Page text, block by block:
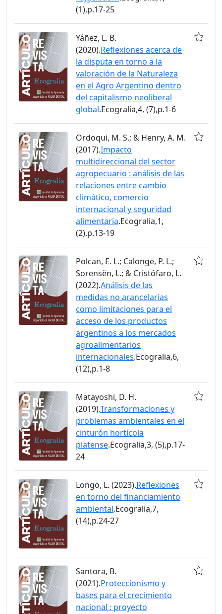
(1),p.17-25
Yáñez, L. B.
(2020).Reflexiones acerca de
la disputa en torno a la
valoración de la Naturaleza
en el Agro Argentino dentro
del capitalismo neoliberal
global.Ecogralia,4, (7),p.1-6
Ordoqui, M. S.; & Henry, A. M.
(2017).Impacto
multidireccional del sector
agropecuario : análisis de las
relaciones entre cambio
climático, comercio
internacional y seguridad
alimentaria.Ecogralia,1,
(2),p.13-19
Polcan, E. L.; Calonge, P. L.;
Sorensën, L.; & Cristófaro, L.
(2022).Análisis de las
medidas no arancelarias
como limitaciones para el
acceso de los productos
argentinos a los mercados
agroalimentarios
internacionales.Ecogralia,6,
(12),p.1-8
Matayoshi, D. H.
(2019).Transformaciones y
problemas ambientales en el
cinturón hortícola
platense.Ecogralia,3, (5),p.17-
24
Longo, L. (2023).Reflexiones
en torno del financiamiento
ambiental.Ecogralia,7,
(14),p.24-27
Santora, B.
(2021).Proteccionismo y
bases para el crecimiento
nacional : proyecto